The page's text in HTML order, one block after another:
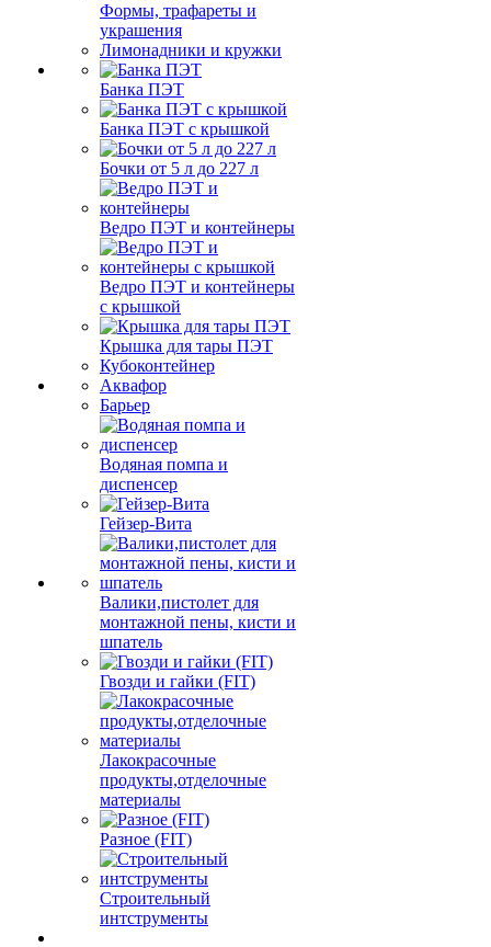
Формы, трафареты и
украшения
Лимонадники и кружки
Банка ПЭТ
Банка ПЭТ с крышкой
Бочки от 5 л до 227 л
Ведро ПЭТ и контейнеры
Ведро ПЭТ и контейнеры
с крышкой
Крышка для тары ПЭТ
Кубоконтейнер
Аквафор
Барьер
Водяная помпа и
диспенсер
Гейзер-Вита
Валики,пистолет для
монтажной пены, кисти и
шпатель
Гвозди и гайки (FIT)
Лакокрасочные
продукты,отделочные
материалы
Разное (FIT)
Строительный
интструменты